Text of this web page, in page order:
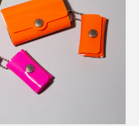
で、1枚でも8枚でもしっかりとカー
＆ブルー
にシルクスクリーン印刷を
るのも嬉しいポイント。鍵
ケースを取り付けたり、運
してもいいですね。